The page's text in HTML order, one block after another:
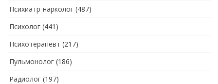
Психиатр-нарколог (487)
Психолог (441)
Психотерапевт (217)
Пульмонолог (186)
Радиолог (197)